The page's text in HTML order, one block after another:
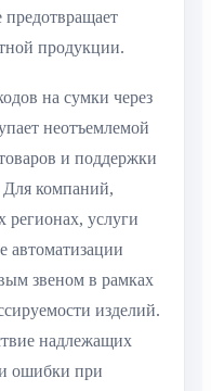
предотвращает
продукции.
на сумки через
неотъемлемой
и поддержки
Для компаний,
услуги
автоматизации
звеном в рамках
изделий.
надлежащих
ошибки при